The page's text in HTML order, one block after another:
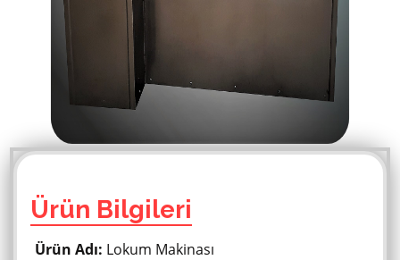
Ürün Bilgileri
Ürün Adı: Lokum Makinası